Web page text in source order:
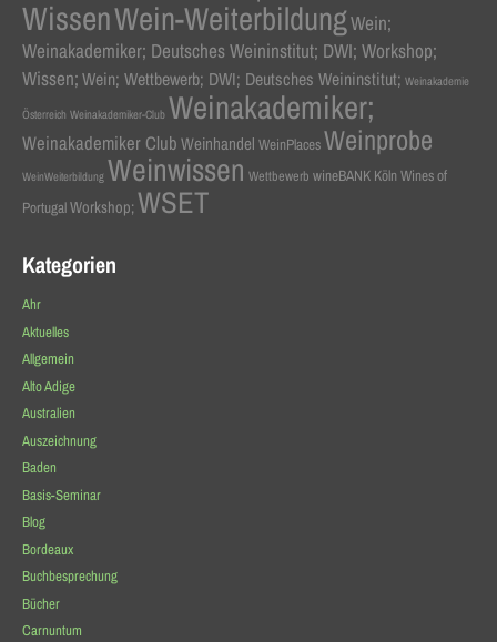
WissenWein-WeiterbildungWein;
Weinakademiker; Deutsches Weininstitut; DWI; Workshop;
Wissen;Wein; Wettbewerb; DWI; Deutsches Weininstitut; Weinakademie
Österreich Weinakademiker-Club Weinakademiker;
Weinakademiker ClubWeinhandel WeinPlacesWeinprobe
WeinWeiterbildung Weinwissen Wettbewerb wineBANK Köln Wines of
PortugalWorkshop;WSET
Kategorien
Ahr
Aktuelles
Allgemein
Alto Adige
Australien
Auszeichnung
Baden
Basis-Seminar
Blog
Bordeaux
Buchbesprechung
Bücher
Carnuntum